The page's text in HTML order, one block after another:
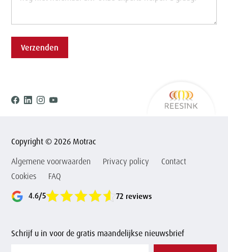
Verzenden
Facebook
Linkedin
Instagram
Youtube
Copyright © 2026 Motrac
Algemene voorwaarden
Privacy policy
Contact
Cookies
FAQ
4.6/5 72 reviews
Schrijf u in voor de gratis maandelijkse nieuwsbrief